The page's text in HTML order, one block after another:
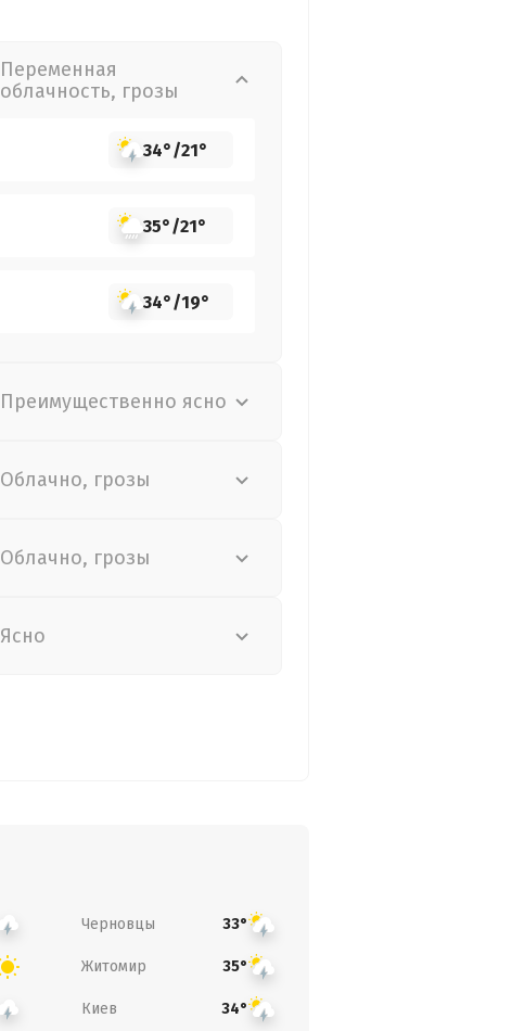
Переменная
облачность, грозы
34°/21°
35°/21°
34°/19°
Преимущественно ясно
Облачно, грозы
Облачно, грозы
Ясно
Черновцы 33°
Житомир 35°
Киев 34°